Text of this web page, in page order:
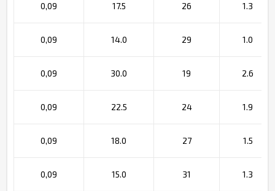
0,09 17.5 26 1.3
0,09 14.0 29 1.0
0,09 30.0 19 2.6
0,09 22.5 24 1.9
0,09 18.0 27 1.5
0,09 15.0 31 1.3